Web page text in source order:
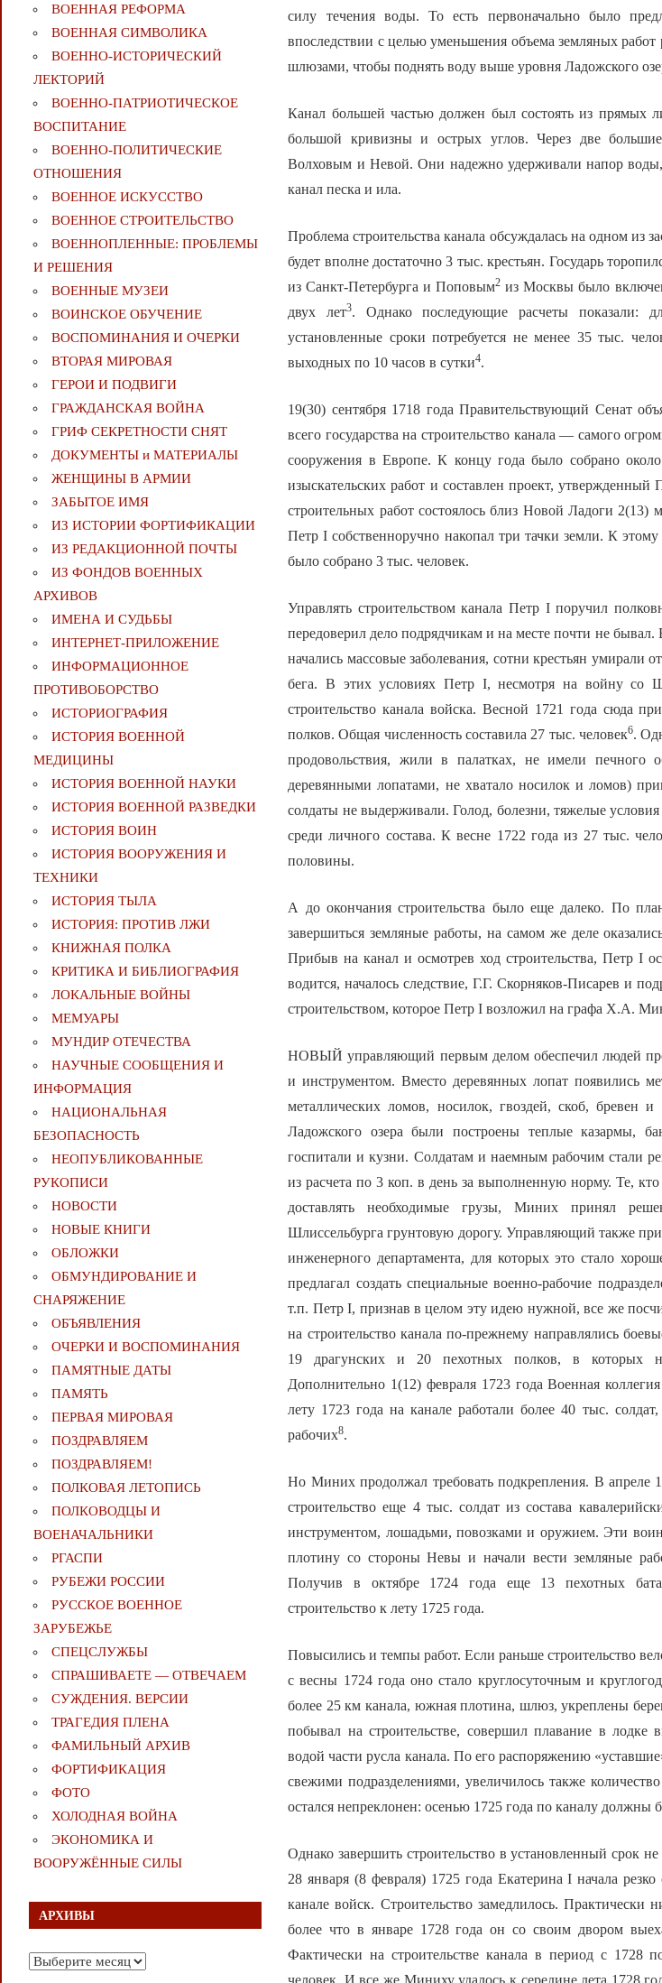
силу течения воды. То есть первоначально было
впоследствии с целью уменьшения объема земляных
шлюзами, чтобы поднять воду выше уровня Ладожского
Канал большей частью должен был состоять из прямых
большой кривизны и острых углов. Через две
Волховым и Невой. Они надежно удерживали напор
канал песка и ила.
Проблема строительства канала обсуждалась на одном из
будет вполне достаточно 3 тыс. крестьян. Государь
из Санкт-Петербурга и Поповым2 из Москвы было
двух лет3. Однако последующие расчеты показали:
установленные сроки потребуется не менее 35 тыс.
выходных по 10 часов в сутки4.
19(30) сентября 1718 года Правительствующий Сенат
всего государства на строительство канала — самого
сооружения в Европе. К концу года было собрано
изыскательских работ и составлен проект,
строительных работ состоялось близ Новой Ладоги 2(13)
Петр I собственноручно накопал три тачки земли. К
было собрано 3 тыс. человек.
Управлять строительством канала Петр I поручил
передоверил дело подрядчикам и на месте почти не бывал.
начались массовые заболевания, сотни крестьян умирали
бега. В этих условиях Петр I, несмотря на войну со
строительство канала войска. Весной 1721 года сюда
полков. Общая численность составила 27 тыс. человек6.
продовольствия, жили в палатках, не имели печного
деревянными лопатами, не хватало носилок и ломов)
солдаты не выдерживали. Голод, болезни, тяжелые
среди личного состава. К весне 1722 года из 27 тыс.
половины.
А до окончания строительства было еще далеко. По
завершиться земляные работы, на самом же деле
Прибыв на канал и осмотрев ход строительства, Петр I
водится, началось следствие, Г.Г. Скорняков-Писарев и
строительством, которое Петр I возложил на графа Х.А.
НОВЫЙ управляющий первым делом обеспечил людей
и инструментом. Вместо деревянных лопат появились
металлических ломов, носилок, гвоздей, скоб,
Ладожского озера были построены теплые казармы,
госпитали и кузни. Солдатам и наемным рабочим стали
из расчета по 3 коп. в день за выполненную норму. Те,
доставлять необходимые грузы, Миних принял
Шлиссельбурга грунтовую дорогу. Управляющий также
инженерного департамента, для которых это стало
предлагал создать специальные военно-рабочие
т.п. Петр I, признав в целом эту идею нужной, все же
на строительство канала по-прежнему направлялись
19 драгунских и 20 пехотных полков, в которых
Дополнительно 1(12) февраля 1723 года Военная
лету 1723 года на канале работали более 40 тыс.
рабочих8.
Но Миних продолжал требовать подкрепления. В апреле
строительство еще 4 тыс. солдат из состава
инструментом, лошадьми, повозками и оружием. Эти
плотину со стороны Невы и начали вести земляные
Получив в октябре 1724 года еще 13 пехотных
строительство к лету 1725 года.
Повысились и темпы работ. Если раньше строительство
с весны 1724 года оно стало круглосуточным и
более 25 км канала, южная плотина, шлюз, укреплены
побывал на строительстве, совершил плавание в
водой части русла канала. По его распоряжению
свежими подразделениями, увеличилось также
остался непреклонен: осенью 1725 года по каналу должны
Однако завершить строительство в установленный срок
28 января (8 февраля) 1725 года Екатерина I начала
канале войск. Строительство замедлилось.
более что в январе 1728 года он со своим двором
Фактически на строительстве канала в период с 1728
ВОЕННАЯ РЕФОРМА
ВОЕННАЯ СИМВОЛИКА
ВОЕННО-ИСТОРИЧЕСКИЙ
ЛЕКТОРИЙ
ВОЕННО-ПАТРИОТИЧЕСКОЕ
ВОСПИТАНИЕ
ВОЕННО-ПОЛИТИЧЕСКИE
ОТНОШЕНИЯ
ВОЕННОЕ ИСКУССТВО
ВОЕННОЕ СТРОИТЕЛЬСТВО
ВОЕННОПЛЕННЫЕ: ПРОБЛЕМЫ
И РЕШЕНИЯ
ВОЕННЫЕ МУЗЕИ
ВОИНСКОЕ ОБУЧЕНИЕ
ВОСПОМИНАНИЯ И ОЧЕРКИ
ВТОРАЯ МИРОВАЯ
ГЕРОИ И ПОДВИГИ
ГРАЖДАНСКАЯ ВОЙНА
ГРИФ СЕКРЕТНОСТИ СНЯТ
ДОКУМЕНТЫ и МАТЕРИАЛЫ
ЖЕНЩИНЫ В АРМИИ
ЗАБЫТОЕ ИМЯ
ИЗ ИСТОРИИ ФОРТИФИКАЦИИ
ИЗ РЕДАКЦИОННОЙ ПОЧТЫ
ИЗ ФОНДОВ ВОЕННЫХ
АРХИВОВ
ИМЕНА И СУДЬБЫ
ИНТЕРНЕТ-ПРИЛОЖЕНИЕ
ИНФОРМАЦИОННОЕ
ПРОТИВОБОРСТВО
ИСТОРИОГРАФИЯ
ИСТОРИЯ ВОЕННОЙ
МЕДИЦИНЫ
ИСТОРИЯ ВОЕННОЙ НАУКИ
ИСТОРИЯ ВОЕННОЙ РАЗВЕДКИ
ИСТОРИЯ ВОИН
ИСТОРИЯ ВООРУЖЕНИЯ И
ТЕХНИКИ
ИСТОРИЯ ТЫЛА
ИСТОРИЯ: ПРОТИВ ЛЖИ
КНИЖНАЯ ПОЛКА
КРИТИКА И БИБЛИОГРАФИЯ
ЛОКАЛЬНЫЕ ВОЙНЫ
МЕМУАРЫ
МУНДИР ОТЕЧЕСТВА
НАУЧНЫЕ СООБЩЕНИЯ И
ИНФОРМАЦИЯ
НАЦИОНАЛЬНАЯ
БЕЗОПАСНОСТЬ
НЕОПУБЛИКОВАННЫЕ
РУКОПИСИ
НОВОСТИ
НОВЫЕ КНИГИ
ОБЛОЖКИ
ОБМУНДИРОВАНИЕ И
СНАРЯЖЕНИЕ
ОБЪЯВЛЕНИЯ
ОЧЕРКИ И ВОСПОМИНАНИЯ
ПАМЯТНЫЕ ДАТЫ
ПАМЯТЬ
ПЕРВАЯ МИРОВАЯ
ПОЗДРАВЛЯЕМ
ПОЗДРАВЛЯЕМ!
ПОЛКОВАЯ ЛЕТОПИСЬ
ПОЛКОВОДЦЫ И
ВОЕНАЧАЛЬНИКИ
РГАСПИ
РУБЕЖИ РОССИИ
РУССКОЕ ВОЕННОЕ
ЗАРУБЕЖЬЕ
СПЕЦСЛУЖБЫ
СПРАШИВАЕТЕ — ОТВЕЧАЕМ
СУЖДЕНИЯ. ВЕРСИИ
ТРАГЕДИЯ ПЛЕНА
ФАМИЛЬНЫЙ АРХИВ
ФОРТИФИКАЦИЯ
ФОТО
ХОЛОДНАЯ ВОЙНА
ЭКОНОМИКА И
ВООРУЖЁННЫЕ СИЛЫ
АРХИВЫ
Архивы